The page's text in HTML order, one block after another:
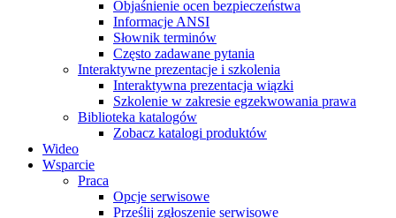
Objaśnienie ocen bezpieczeństwa
Informacje ANSI
Słownik terminów
Często zadawane pytania
Interaktywne prezentacje i szkolenia
Interaktywna prezentacja wiązki
Szkolenie w zakresie egzekwowania prawa
Biblioteka katalogów
Zobacz katalogi produktów
Wideo
Wsparcie
Praca
Opcje serwisowe
Prześlij zgłoszenie serwisowe